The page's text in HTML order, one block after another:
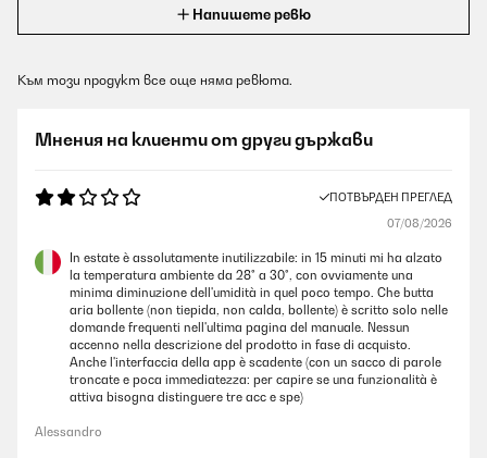
Напишете ревю
Към този продукт все още няма ревюта.
Мнения на клиенти от други държави
ПОТВЪРДЕН ПРЕГЛЕД
07/08/2026
In estate è assolutamente inutilizzabile: in 15 minuti mi ha alzato
la temperatura ambiente da 28° a 30°, con ovviamente una
minima diminuzione dell'umidità in quel poco tempo. Che butta
aria bollente (non tiepida, non calda, bollente) è scritto solo nelle
domande frequenti nell'ultima pagina del manuale. Nessun
accenno nella descrizione del prodotto in fase di acquisto.
Anche l'interfaccia della app è scadente (con un sacco di parole
troncate e poca immediatezza: per capire se una funzionalità è
attiva bisogna distinguere tre acc e spe)
Alessandro